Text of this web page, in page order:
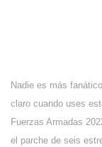
Nadie es más
claro cuando uses
Fuerzas Armadas
el parche de seis